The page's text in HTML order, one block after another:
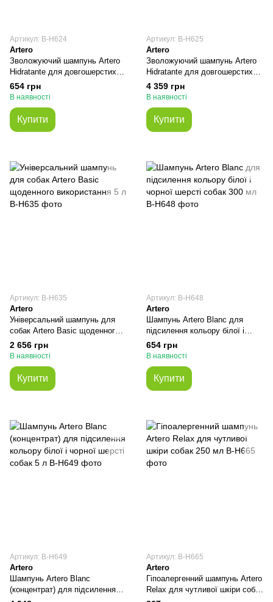
Артикул: В-H624
Artero
Зволожуючий шампунь Artero
Hidratante для довгошерстих
собак 250 мл
654 грн
В наявності
Купити
Артикул: В-H625
Artero
Зволожуючий шампунь Artero
Hidratante для довгошерстих
собак 5 л
4 359 грн
В наявності
Купити
Артикул: В-H635
Artero
Універсальний шампунь для
собак Artero Basic щоденного
використання 5 л
2 656 грн
В наявності
Купити
Артикул: В-H648
Artero
Шампунь Artero Blanc для
підсилення кольору білої і
чорної шерсті собак 300 мл
654 грн
В наявності
Купити
Артикул: В-H649
Artero
Шампунь Artero Blanc
(концентрат) для підсилення
Артикул: В-H665
Artero
Гіпоалергенний шампунь Artero
Relax для чутливої шкіри собак